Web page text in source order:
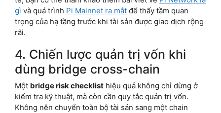
gì và quá trình Pi Mainnet ra mắt để thấy tầm quan
trọng của hạ tầng trước khi tài sản được giao dịch rộng
rãi.
4. Chiến lược quản trị vốn khi
dùng bridge cross-chain
Một bridge risk checklist hiệu quả không chỉ dừng ở
kiểm tra kỹ thuật, mà còn cần quy tắc quản trị vốn.
Không nên chuyển toàn bộ tài sản sang một chain